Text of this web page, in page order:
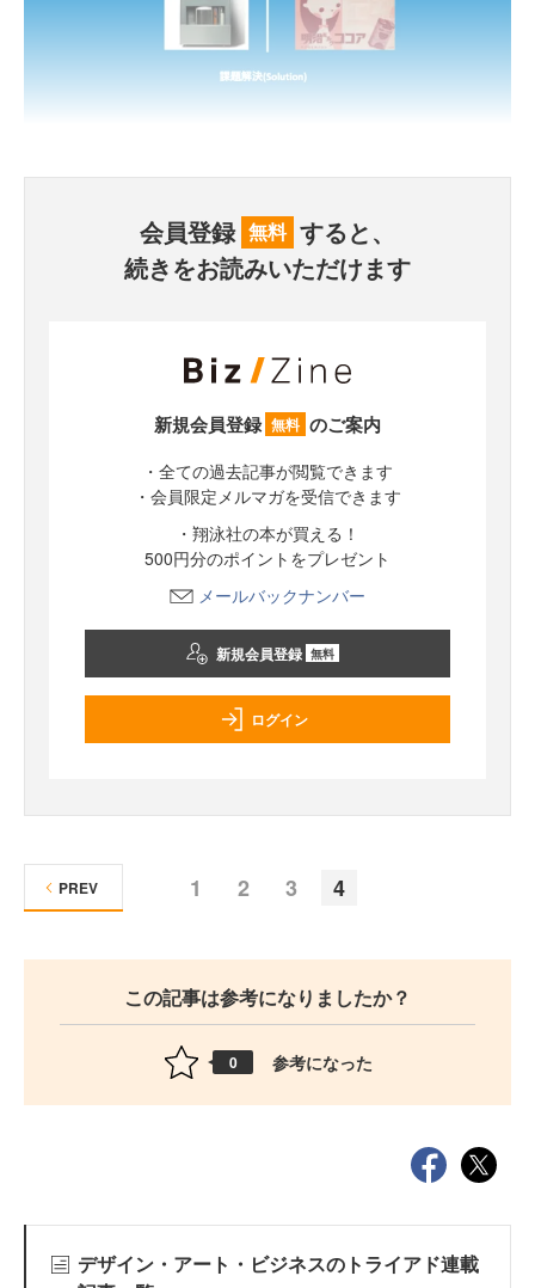
会員登録 無料 すると、
続きをお読みいただけます
新規会員登録 無料 のご案内
・全ての過去記事が閲覧できます
・会員限定メルマガを受信できます
・翔泳社の本が買える！
500円分のポイントをプレゼント
メールバックナンバー
新規会員登録 無料
ログイン
1 2 3 4
PREV
この記事は参考になりましたか？
0 参考になった
デザイン・アート・ビジネスのトライアド連載